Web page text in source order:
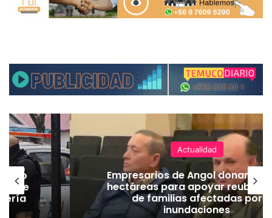
de
Actualidad
Empresarios de Angol donan
hectáreas para apoyar
de familias afectadas por
inundaciones